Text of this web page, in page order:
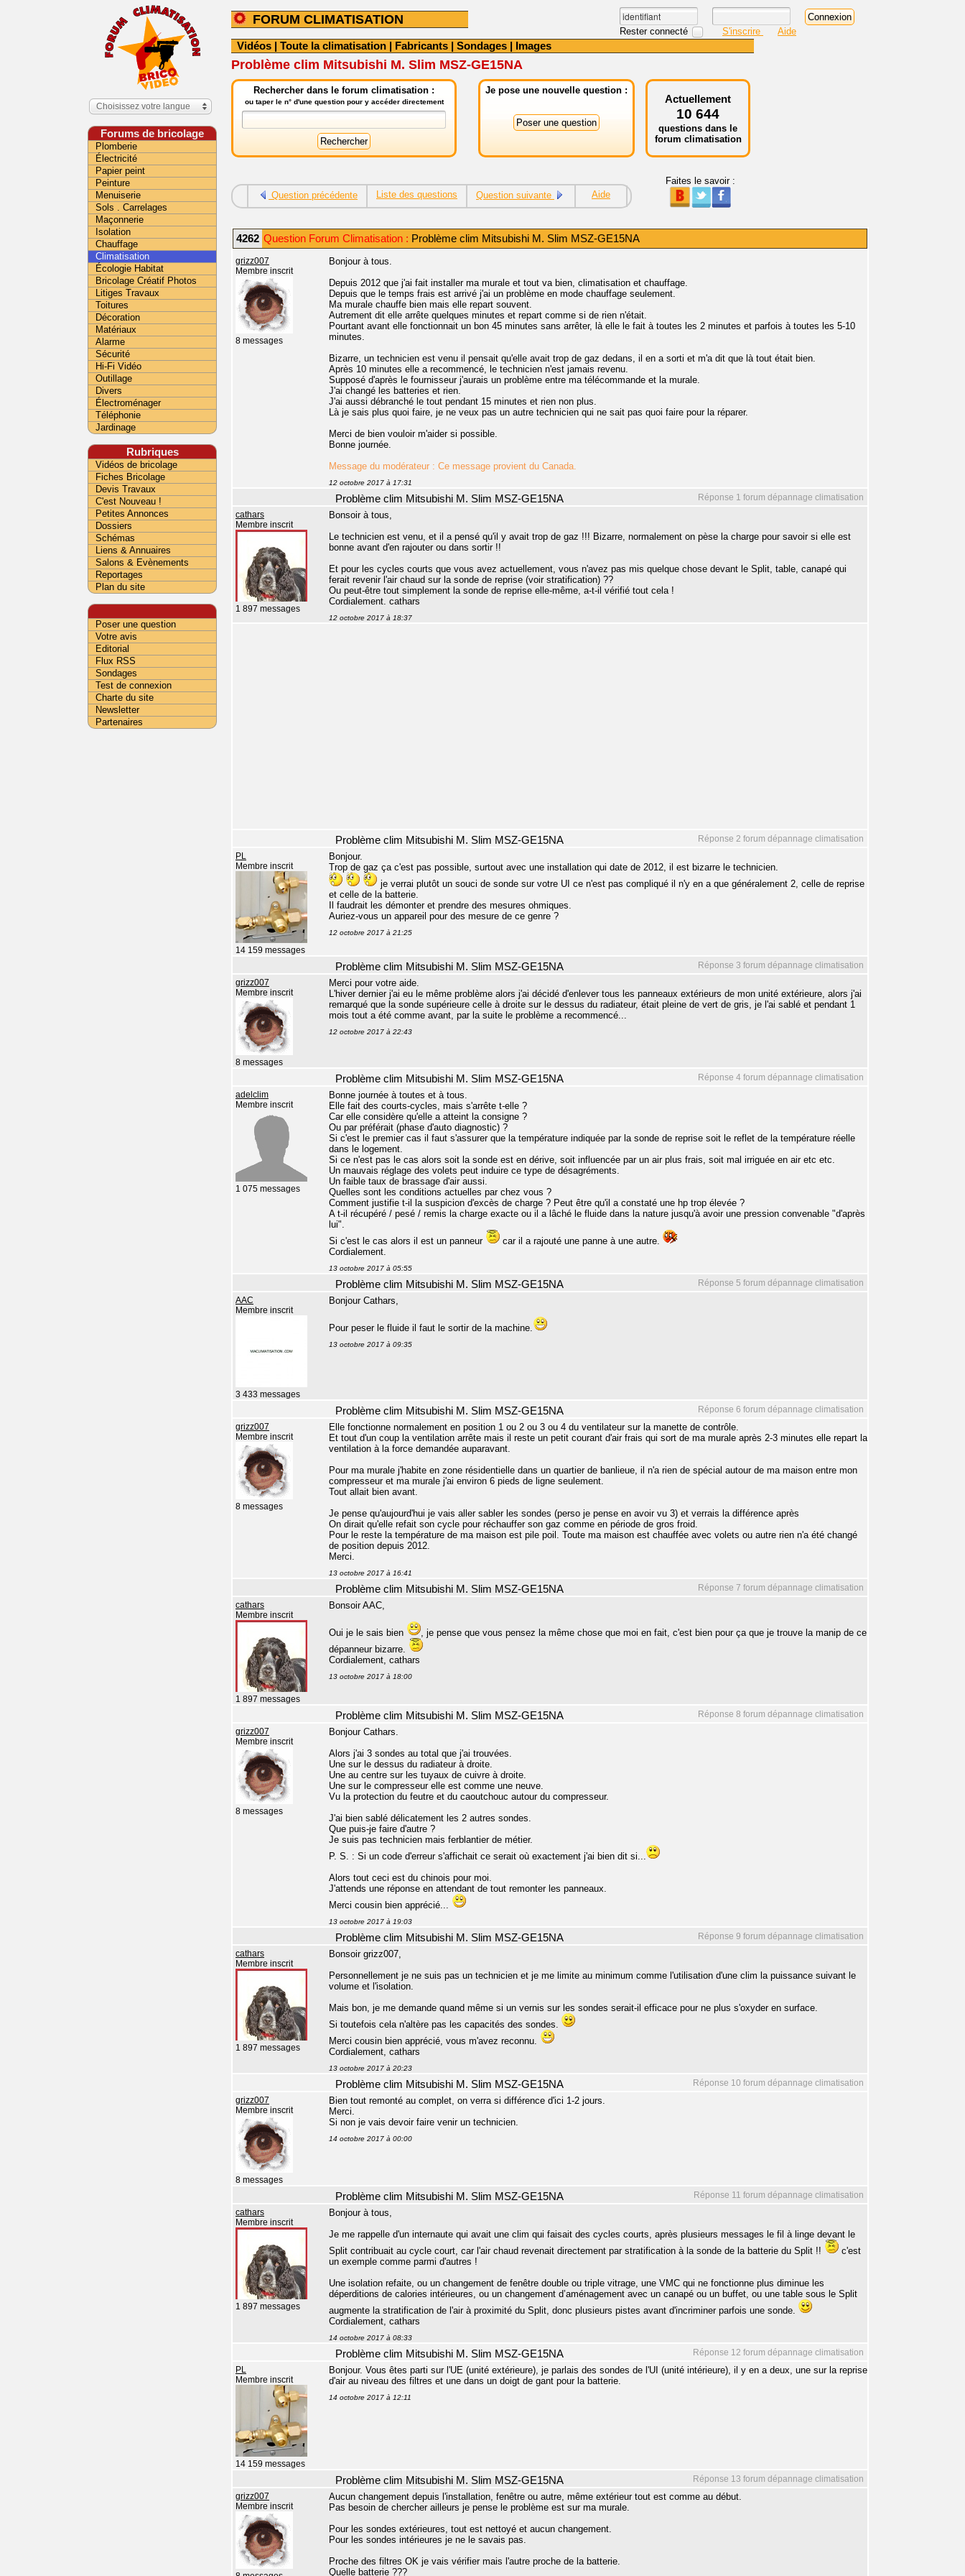
FORUM CLIMATISATION
Rester connecté S'inscrire Aide
Vidéos | Toute la climatisation | Fabricants | Sondages | Images
Problème clim Mitsubishi M. Slim MSZ-GE15NA
Rechercher dans le forum climatisation :
ou taper le n° d'une question pour y accéder directement
Je pose une nouvelle question :
Actuellement
10 644
questions dans le
forum climatisation
Question précédente Liste des questions Question suivante Aide
Faites le savoir :
4262 Question Forum Climatisation : Problème clim Mitsubishi M. Slim MSZ-GE15NA
grizz007
Membre inscrit
8 messages
Bonjour à tous.
Depuis 2012 que j'ai fait installer ma murale et tout va bien, climatisation et chauffage.
Depuis que le temps frais est arrivé j'ai un problème en mode chauffage seulement.
Ma murale chauffe bien mais elle repart souvent.
Autrement dit elle arrête quelques minutes et repart comme si de rien n'était.
Pourtant avant elle fonctionnait un bon 45 minutes sans arrêter, là elle le fait à toutes les 2 minutes et parfois à toutes les 5-10
minutes.
Bizarre, un technicien est venu il pensait qu'elle avait trop de gaz dedans, il en a sorti et m'a dit que là tout était bien.
Après 10 minutes elle a recommencé, le technicien n'est jamais revenu.
Supposé d'après le fournisseur j'aurais un problème entre ma télécommande et la murale.
J'ai changé les batteries et rien.
J'ai aussi débranché le tout pendant 15 minutes et rien non plus.
Là je sais plus quoi faire, je ne veux pas un autre technicien qui ne sait pas quoi faire pour la réparer.
Merci de bien vouloir m'aider si possible.
Bonne journée.
Message du modérateur : Ce message provient du Canada.
12 octobre 2017 à 17:31
Réponse 1 forum dépannage climatisation
Problème clim Mitsubishi M. Slim MSZ-GE15NA
cathars
Membre inscrit
1 897 messages
Bonsoir à tous,
Le technicien est venu, et il a pensé qu'il y avait trop de gaz !!! Bizarre, normalement on pèse la charge pour savoir si elle est
bonne avant d'en rajouter ou dans sortir !!
Et pour les cycles courts que vous avez actuellement, vous n'avez pas mis quelque chose devant le Split, table, canapé qui
ferait revenir l'air chaud sur la sonde de reprise (voir stratification) ??
Ou peut-être tout simplement la sonde de reprise elle-même, a-t-il vérifié tout cela !
Cordialement. cathars
12 octobre 2017 à 18:37
Réponse 2 forum dépannage climatisation
Problème clim Mitsubishi M. Slim MSZ-GE15NA
PL
Membre inscrit
14 159 messages
Bonjour.
Trop de gaz ça c'est pas possible, surtout avec une installation qui date de 2012, il est bizarre le technicien.
je verrai plutôt un souci de sonde sur votre UI ce n'est pas compliqué il n'y en a que généralement 2, celle de reprise
et celle de la batterie.
Il faudrait les démonter et prendre des mesures ohmiques.
Auriez-vous un appareil pour des mesure de ce genre ?
12 octobre 2017 à 21:25
Réponse 3 forum dépannage climatisation
Problème clim Mitsubishi M. Slim MSZ-GE15NA
grizz007
Membre inscrit
8 messages
Merci pour votre aide.
L'hiver dernier j'ai eu le même problème alors j'ai décidé d'enlever tous les panneaux extérieurs de mon unité extérieure, alors j'ai
remarqué que la sonde supérieure celle à droite sur le dessus du radiateur, était pleine de vert de gris, je l'ai sablé et pendant 1
mois tout a été comme avant, par la suite le problème a recommencé...
12 octobre 2017 à 22:43
Réponse 4 forum dépannage climatisation
Problème clim Mitsubishi M. Slim MSZ-GE15NA
adelclim
Membre inscrit
1 075 messages
Bonne journée à toutes et à tous.
Elle fait des courts-cycles, mais s'arrête t-elle ?
Car elle considère qu'elle a atteint la consigne ?
Ou par préférait (phase d'auto diagnostic) ?
Si c'est le premier cas il faut s'assurer que la température indiquée par la sonde de reprise soit le reflet de la température réelle
dans le logement.
Si ce n'est pas le cas alors soit la sonde est en dérive, soit influencée par un air plus frais, soit mal irriguée en air etc etc.
Un mauvais réglage des volets peut induire ce type de désagréments.
Un faible taux de brassage d'air aussi.
Quelles sont les conditions actuelles par chez vous ?
Comment justifie t-il la suspicion d'excès de charge ? Peut être qu'il a constaté une hp trop élevée ?
A t-il récupéré / pesé / remis la charge exacte ou il a lâché le fluide dans la nature jusqu'à avoir une pression convenable "d'après
lui".
Si c'est le cas alors il est un panneur
car il a rajouté une panne à une autre.
Cordialement.
13 octobre 2017 à 05:55
Réponse 5 forum dépannage climatisation
Problème clim Mitsubishi M. Slim MSZ-GE15NA
AAC
Membre inscrit
3 433 messages
Bonjour Cathars,
Pour peser le fluide il faut le sortir de la machine.
13 octobre 2017 à 09:35
Réponse 6 forum dépannage climatisation
Problème clim Mitsubishi M. Slim MSZ-GE15NA
grizz007
Membre inscrit
8 messages
Elle fonctionne normalement en position 1 ou 2 ou 3 ou 4 du ventilateur sur la manette de contrôle.
Et tout d'un coup la ventilation arrête mais il reste un petit courant d'air frais qui sort de ma murale après 2-3 minutes elle repart la
ventilation à la force demandée auparavant.
Pour ma murale j'habite en zone résidentielle dans un quartier de banlieue, il n'a rien de spécial autour de ma maison entre mon
compresseur et ma murale j'ai environ 6 pieds de ligne seulement.
Tout allait bien avant.
Je pense qu'aujourd'hui je vais aller sabler les sondes (perso je pense en avoir vu 3) et verrais la différence après
On dirait qu'elle refait son cycle pour réchauffer son gaz comme en période de gros froid.
Pour le reste la température de ma maison est pile poil. Toute ma maison est chauffée avec volets ou autre rien n'a été changé
de position depuis 2012.
Merci.
13 octobre 2017 à 16:41
Réponse 7 forum dépannage climatisation
Problème clim Mitsubishi M. Slim MSZ-GE15NA
cathars
Membre inscrit
1 897 messages
Bonsoir AAC,
Oui je le sais bien
, je pense que vous pensez la même chose que moi en fait, c'est bien pour ça que je trouve la manip de ce
dépanneur bizarre.
Cordialement, cathars
13 octobre 2017 à 18:00
Réponse 8 forum dépannage climatisation
Problème clim Mitsubishi M. Slim MSZ-GE15NA
grizz007
Membre inscrit
8 messages
Bonjour Cathars.
Alors j'ai 3 sondes au total que j'ai trouvées.
Une sur le dessus du radiateur à droite.
Une au centre sur les tuyaux de cuivre à droite.
Une sur le compresseur elle est comme une neuve.
Vu la protection du feutre et du caoutchouc autour du compresseur.
J'ai bien sablé délicatement les 2 autres sondes.
Que puis-je faire d'autre ?
Je suis pas technicien mais ferblantier de métier.
P. S. : Si un code d'erreur s'affichait ce serait où exactement j'ai bien dit si...
Alors tout ceci est du chinois pour moi.
J'attends une réponse en attendant de tout remonter les panneaux.
Merci cousin bien apprécié...
13 octobre 2017 à 19:03
Réponse 9 forum dépannage climatisation
Problème clim Mitsubishi M. Slim MSZ-GE15NA
cathars
Membre inscrit
1 897 messages
Bonsoir grizz007,
Personnellement je ne suis pas un technicien et je me limite au minimum comme l'utilisation d'une clim la puissance suivant le
volume et l'isolation.
Mais bon, je me demande quand même si un vernis sur les sondes serait-il efficace pour ne plus s'oxyder en surface.
Si toutefois cela n'altère pas les capacités des sondes.
Merci cousin bien apprécié, vous m'avez reconnu.
Cordialement, cathars
13 octobre 2017 à 20:23
Réponse 10 forum dépannage climatisation
Problème clim Mitsubishi M. Slim MSZ-GE15NA
grizz007
Membre inscrit
8 messages
Bien tout remonté au complet, on verra si différence d'ici 1-2 jours.
Merci.
Si non je vais devoir faire venir un technicien.
14 octobre 2017 à 00:00
Réponse 11 forum dépannage climatisation
Problème clim Mitsubishi M. Slim MSZ-GE15NA
cathars
Membre inscrit
1 897 messages
Bonjour à tous,
Je me rappelle d'un internaute qui avait une clim qui faisait des cycles courts, après plusieurs messages le fil à linge devant le
Split contribuait au cycle court, car l'air chaud revenait directement par stratification à la sonde de la batterie du Split !!
c'est
un exemple comme parmi d'autres !
Une isolation refaite, ou un changement de fenêtre double ou triple vitrage, une VMC qui ne fonctionne plus diminue les
déperditions de calories intérieures, ou un changement d’aménagement avec un canapé ou un buffet, ou une table sous le Split
augmente la stratification de l'air à proximité du Split, donc plusieurs pistes avant d'incriminer parfois une sonde.
Cordialement, cathars
14 octobre 2017 à 08:33
Réponse 12 forum dépannage climatisation
Problème clim Mitsubishi M. Slim MSZ-GE15NA
PL
Membre inscrit
14 159 messages
Bonjour. Vous êtes parti sur l'UE (unité extérieure), je parlais des sondes de l'UI (unité intérieure), il y en a deux, une sur la reprise
d'air au niveau des filtres et une dans un doigt de gant pour la batterie.
14 octobre 2017 à 12:11
Réponse 13 forum dépannage climatisation
Problème clim Mitsubishi M. Slim MSZ-GE15NA
grizz007
Membre inscrit
Aucun changement depuis l'installation, fenêtre ou autre, même extérieur tout est comme au début.
Pas besoin de chercher ailleurs je pense le problème est sur ma murale.
Pour les sondes extérieures, tout est nettoyé et aucun changement.
Pour les sondes intérieures je ne le savais pas.
Proche des filtres OK je vais vérifier mais l'autre proche de la batterie.
Quelle batterie ???
Choisissez votre langue
Forums de bricolage
Plomberie
Électricité
Papier peint
Peinture
Menuiserie
Sols . Carrelages
Maçonnerie
Isolation
Chauffage
Climatisation
Écologie Habitat
Bricolage Créatif Photos
Litiges Travaux
Toitures
Décoration
Matériaux
Alarme
Sécurité
Hi-Fi Vidéo
Outillage
Divers
Électroménager
Téléphonie
Jardinage
Rubriques
Vidéos de bricolage
Fiches Bricolage
Devis Travaux
C'est Nouveau !
Petites Annonces
Dossiers
Schémas
Liens & Annuaires
Salons & Evènements
Reportages
Plan du site
Poser une question
Votre avis
Editorial
Flux RSS
Sondages
Test de connexion
Charte du site
Newsletter
Partenaires